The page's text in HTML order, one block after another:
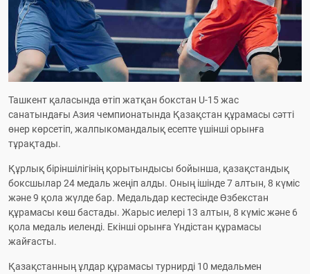
Ташкент қаласында өтіп жатқан бокстан U-15 жас
санатындағы Азия чемпионатында Қазақстан құрамасы сәтті
өнер көрсетіп, жалпыкомандалық есепте үшінші орынға
тұрақтады.
Құрлық біріншілігінің қорытындысы бойынша, қазақстандық
боксшылар 24 медаль жеңіп алды. Оның ішінде 7 алтын, 8 күміс
және 9 қола жүлде бар. Медальдар кестесінде Өзбекстан
құрамасы көш бастады. Жарыс иелері 13 алтын, 8 күміс және 6
қола медаль иеленді. Екінші орынға Үндістан құрамасы
жайғасты.
Қазақстанның ұлдар құрамасы турнирді 10 медальмен